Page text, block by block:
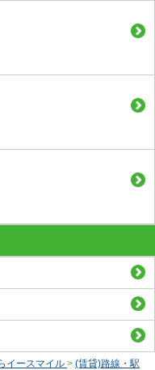
イースマイル > (賃貸)路線・駅